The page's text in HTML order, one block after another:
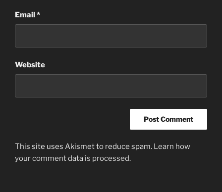
Email*
Website
This site uses Akismet to reduce spam. Learn how
your comment data is processed.